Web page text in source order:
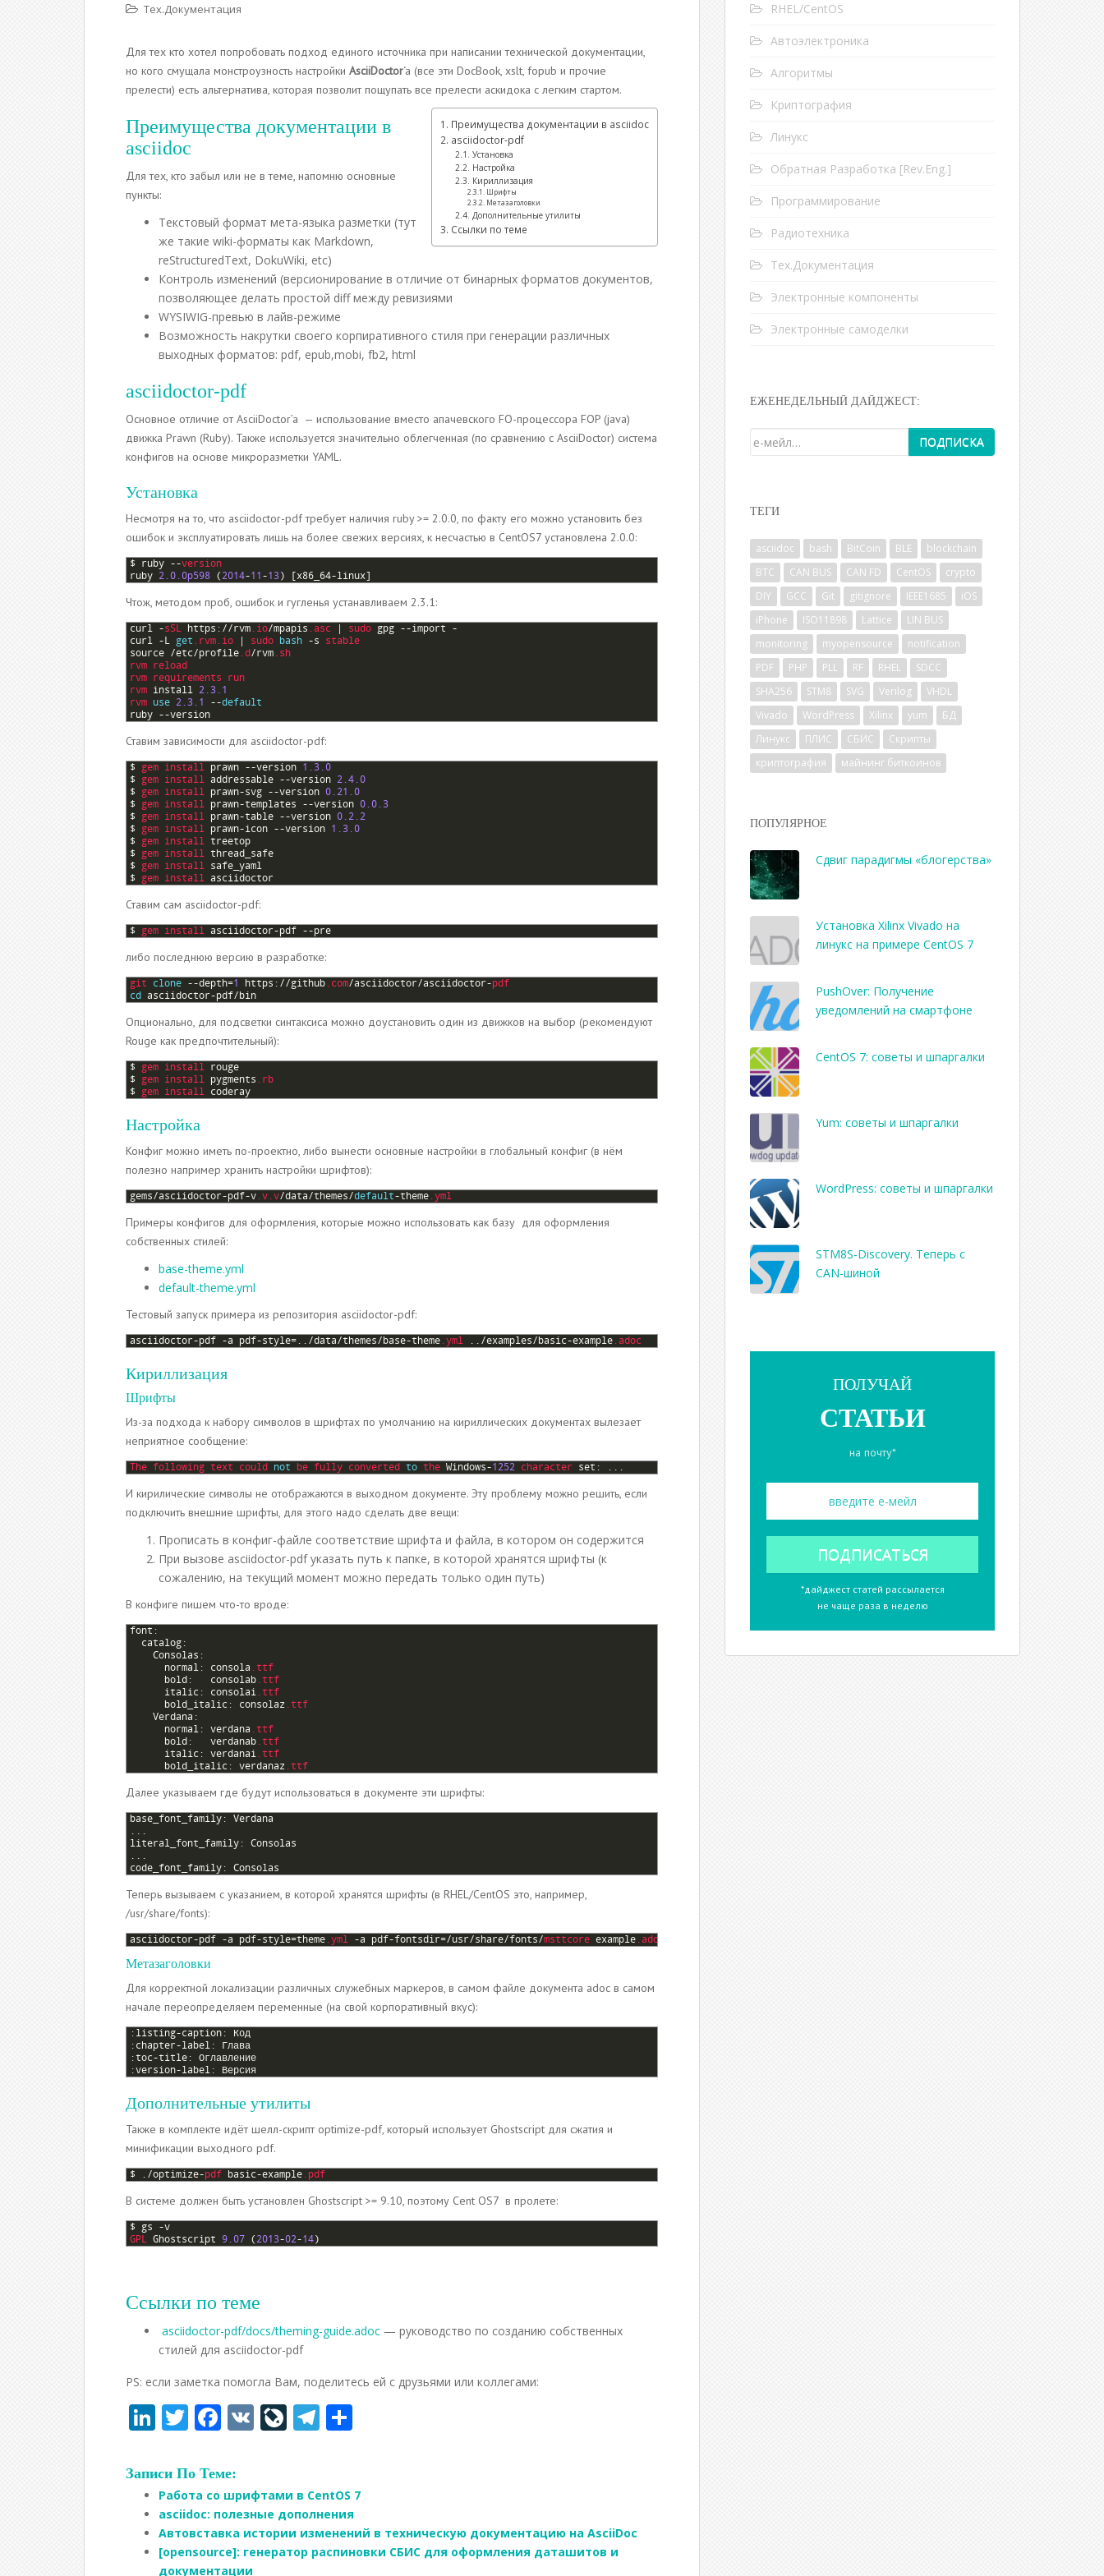
Тех.Документация
Для тех кто хотел попробовать подход единого источника при написании технической документации,
но кого смущала монстроузность настройки AsciiDoctor‘a (все эти DocBook, xslt, fopub и прочие
прелести) есть альтернатива, которая позволит пощупать все прелести аскидока с легким стартом.
Преимущества документации в asciidoc
asciidoctor-pdf
Установка
Настройка
Кириллизация
Шрифты
Метазаголовки
Дополнительные утилиты
Ссылки по теме
Преимущества документации в
asciidoc
Для тех, кто забыл или не в теме, напомню основные
пункты:
Текстовый формат мета-языка разметки (тут
же такие wiki-форматы как Markdown,
reStructuredText, DokuWiki, etc)
Контроль изменений (версионирование в отличие от бинарных форматов документов,
позволяющее делать простой diff между ревизиями
WYSIWIG-превью в лайв-режиме
Возможность накрутки своего корпиративного стиля при генерации различных
выходных форматов: pdf, epub,mobi, fb2, html
asciidoctor-pdf
Основное отличие от AsciiDoctor’a — использование вместо апачевского FO-процессора FOP (java)
движка Prawn (Ruby). Также используется значительно облегченная (по сравнению с AsciiDoctor) система
конфигов на основе микроразметки YAML.
Установка
Несмотря на то, что asciidoctor-pdf требует наличия ruby >= 2.0.0, по факту его можно установить без
ошибок и эксплуатировать лишь на более свежих версиях, к несчастью в CentOS7 установлена 2.0.0:
$ ruby --version
ruby 2.0.0p598 ( 2014-11 -13) [x86_64-linux]
Чтож, методом проб, ошибок и гугленья устанавливаем 2.3.1:
curl -sSL https : //rvm.io/mpapis .asc sudo gpg --import
-
curl - L get .rvm.io sudo bash -s
stable
source /etc/profile.d/rvm.sh
rvm reload
rvm requirements run
rvm install 2.3.1
rvm use 2.3.1 --default
ruby --version
Ставим зависимости для asciidoctor-pdf:
$ gem install prawn --version 1.3.0
$
gem install addressable --version 2.4.0
$
gem install prawn-svg --version 0.21.0
$
gem install prawn-templates --version 0.0.3
$
gem install prawn-table --version 0.2.2
$
gem install prawn-icon --version 1.3.0
$
gem install treetop
$
gem install thread_safe
$
gem install safe_yaml
$
gem install asciidoctor
Ставим сам asciidoctor-pdf:
$ gem install asciidoctor-pdf --pre
либо последнюю версию в разработке:
git clone --depth=1 https : //github.com/asciidoctor/asciidoctor-pdf
cd asciidoctor-pdf/bin
Опционально, для подсветки синтаксиса можно доустановить один из движков на выбор (рекомендуют
Rouge как предпочтительный):
$ gem install rouge
$
gem install pygments .rb
$
gem install coderay
Настройка
Конфиг можно иметь по-проектно, либо вынести основные настройки в глобальный конфиг (в нём
полезно например хранить настройки шрифтов):
gems/asciidoctor-pdf-v.v.v/data/themes/default-theme.yml
Примеры конфигов для оформления, которые можно использовать как базу для оформления
собственных стилей:
base-theme.yml
default-theme.yml
Тестовый запуск примера из репозитория asciidoctor-pdf:
asciidoctor-pdf -a pdf-style=. . /data/themes/base-theme.yml . . /examples/basic-example.adoc
Кириллизация
Шрифты
Из-за подхода к набору символов в шрифтах по умолчанию на кириллических документах вылезает
неприятное сообщение:
The following text could not be fully converted to the Windows-1252 character set : . . .
И кирилические символы не отображаются в выходном документе. Эту проблему можно решить, если
подключить внешние шрифты, для этого надо сделать две вещи:
Прописать в конфиг-файле соответствие шрифта и файла, в котором он содержится
При вызове asciidoctor-pdf указать путь к папке, в которой хранятся шрифты (к
сожалению, на текущий момент можно передать только один путь)
В конфиге пишем что-то вроде:
font :
catalog :
Consolas :
normal : consola .ttf
bold : consolab.ttf
italic : consolai.ttf
bold_italic : consolaz.ttf
Verdana :
normal : verdana .ttf
bold : verdanab.ttf
italic : verdanai.ttf
bold_italic : verdanaz.ttf
Далее указываем где будут использоваться в документе эти шрифты:
base_font_family :
Verdana
. . .
literal_font_family :
Consolas
. . .
code_font_family : Consolas
Теперь вызываем с указанием, в которой хранятся шрифты (в RHEL/CentOS это, например,
/usr/share/fonts):
asciidoctor-pdf -a pdf-style=theme.yml -a pdf-fontsdir=/usr/share/fonts/msttcore example.adoc
Метазаголовки
Для корректной локализации различных служебных маркеров, в самом файле документа adoc в самом
начале переопределяем переменные (на свой корпоративный вкус):
: listing-caption :
Код
: chapter-label :
Глава
:toc-title :
Оглавление
:version-label : Версия
Дополнительные утилиты
Также в комплекте идёт шелл-скрипт optimize-pdf, который использует Ghostscript для сжатия и
минификации выходного pdf.
$ . /optimize-pdf basic-example.pdf
В системе должен быть установлен Ghostscript >= 9.10, поэтому Cent OS7 в пролете:
$ gs -v
GPL Ghostscript 9.07 ( 2013-02-14)
Ссылки по теме
asciidoctor-pdf/docs/theming-guide.adoc — руководство по созданию собственных
стилей для asciidoctor-pdf
PS: если заметка помогла Вам, поделитесь ей с друзьями или коллегами:
Li
k
e
dI
n
T
itt
er
F
e
b
o
o
V Li
o
u
r
T
gr
a
m
р
а
в
Записи По Теме:
Работа со шрифтами в CentOS 7
asciidoc: полезные дополнения
Автовставка истории изменений в техническую документацию на AsciiDoc
[opensource]: генератор распиновки СБИС для оформления даташитов и
документации
RHEL/CentOS
Автоэлектроника
Алгоритмы
Криптография
Линукс
Обратная Разработка [Rev.Eng.]
Программирование
Радиотехника
Тех.Документация
Электронные компоненты
Электронные самоделки
ЕЖЕНЕДЕЛЬНЫЙ ДАЙДЖЕСТ:
ТЕГИ
asciidoc bash BitCoin BLE
blockchain
BTC
CAN BUS CAN FD CentOS
crypto
DIY
GCC Git gitignore IEEE1685
iOS
iPhone
ISO11898 Lattice
LIN BUS
monitoring
myopensource
notification
PDF
PHP PLL RF RHEL
SDCC
SHA256
STM8 SVG Verilog
VHDL
Vivado
WordPress Xilinx yum
БД
Линукс
ПЛИС СБИС
Скрипты
криптография
майнинг биткоинов
ПОПУЛЯРНОЕ
Сдвиг парадигмы «блогерства»
Установка Xilinx Vivado на
линукс на примере CentOS 7
PushOver: Получение
уведомлений на смартфоне
CentOS 7: советы и шпаргалки
Yum: советы и шпаргалки
WordPress: советы и шпаргалки
STM8S-Discovery. Теперь с
CAN-шиной
ПОЛУЧАЙ
СТАТЬИ
на почту*
*дайджест статей рассылается
не чаще раза в неделю